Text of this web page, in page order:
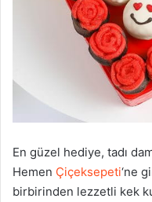
En güzel hediye, tadı
Hemen Çiçeksepeti‘ne
birbirinden lezzetli kek